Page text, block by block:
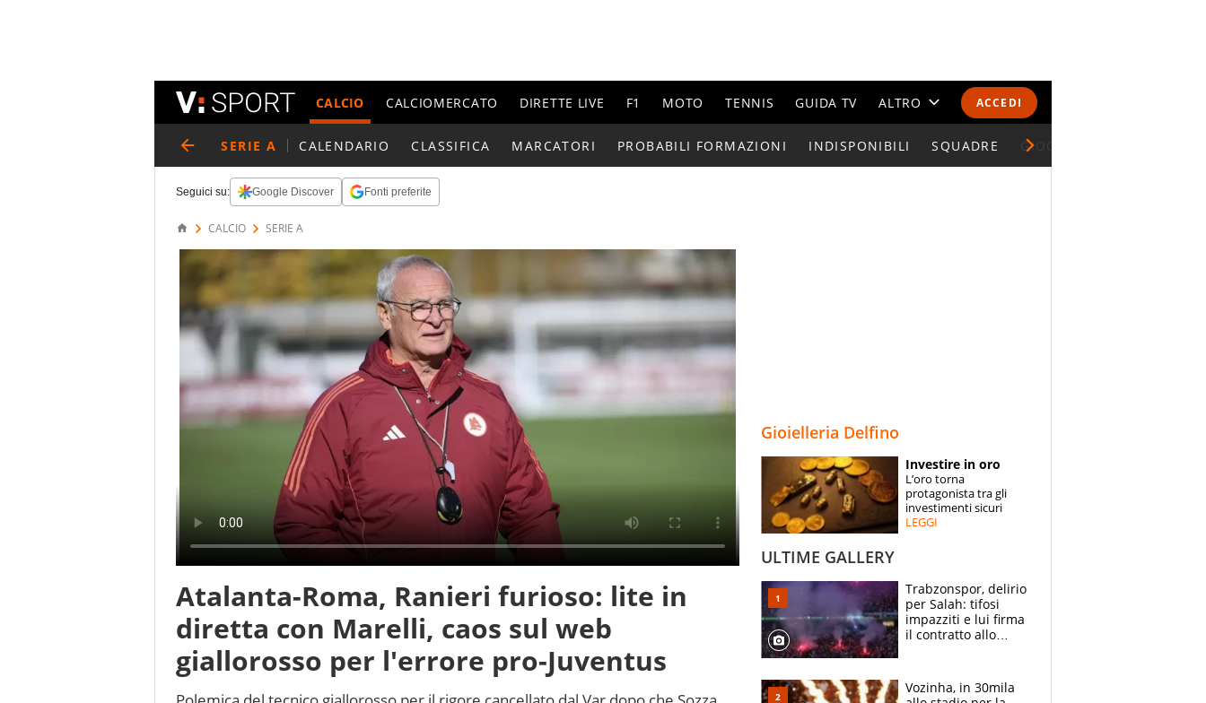
ACCEDI
CALCIO CALCIOMERCATO DIRETTE LIVE F1 MOTO TENNIS GUIDA TV ALTRO
CALENDARI E CLASSIFICHE
ESPERTI
CONTATTI
SERIE A CALENDARIO CLASSIFICA MARCATORI PROBABILI FORMAZIONI INDISPONIBILI SQUADRE GIOCATORI SERIE A
Seguici su: Google Discover Fonti preferite
CALCIO SERIE A
Atalanta-Roma, Ranieri furioso: lite in
diretta con Marelli, caos sul web
giallorosso per l'errore pro-Juventus
Gioielleria Delfino
Investire in oro
L’oro torna
protagonista tra gli
investimenti sicuri
LEGGI
ULTIME GALLERY
Trabzonspor, delirio
per Salah: tifosi
impazziti e lui firma
il contratto allo
Vozinha, in 30mila